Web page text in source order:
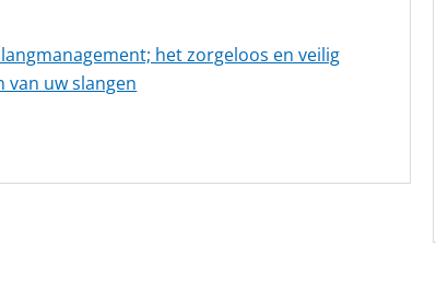
het zorgeloos en veilig
van uw slangen